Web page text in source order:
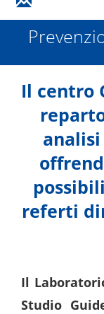
Il centro
referti
Il
Studio